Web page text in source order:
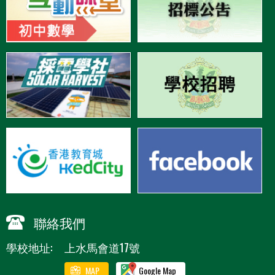
聯絡我們
學校地址: 上水馬會道17號
MAP Google Map